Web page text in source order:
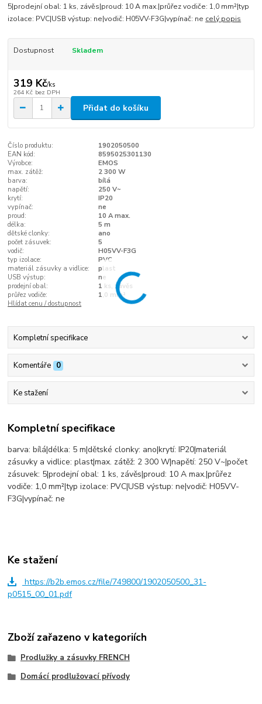
5|prodejní obal: 1 ks, závěs|proud: 10 A max.|průřez vodiče: 1,0 mm²|typ
izolace: PVC|USB výstup: ne|vodič: H05VV-F3G|vypínač: ne celý popis
Dostupnost Skladem
319 Kč/ks
264 Kč bez DPH
Přidat do košíku
Číslo produktu:
1902050500
EAN kód:
8595025301130
Výrobce:
EMOS
max. zátěž:
2 300 W
barva:
bílá
napětí:
250 V~
krytí:
IP20
vypínač:
ne
proud:
10 A max.
délka:
5 m
dětské clonky:
ano
počet zásuvek:
5
vodič:
H05VV-F3G
typ izolace:
PVC
materiál zásuvky a vidlice:
plast
USB výstup:
ne
prodejní obal:
1 ks, závěs
průřez vodiče:
1,0 mm²
Hlídat cenu / dostupnost
Kompletní specifikace
Komentáře 0
Ke stažení
Kompletní specifikace
barva: bílá|délka: 5 m|dětské clonky: ano|krytí: IP20|materiál
zásuvky a vidlice: plast|max. zátěž: 2 300 W|napětí: 250 V~|počet
zásuvek: 5|prodejní obal: 1 ks, závěs|proud: 10 A max.|průřez
vodiče: 1,0 mm²|typ izolace: PVC|USB výstup: ne|vodič: H05VV-
F3G|vypínač: ne
Ke stažení
https://b2b.emos.cz/file/749800/1902050500_31-
p0515_00_01.pdf
Zboží zařazeno v kategoriích
Prodlužky a zásuvky FRENCH
Domácí prodlužovací přívody